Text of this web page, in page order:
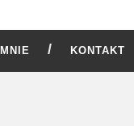
KONTAKT